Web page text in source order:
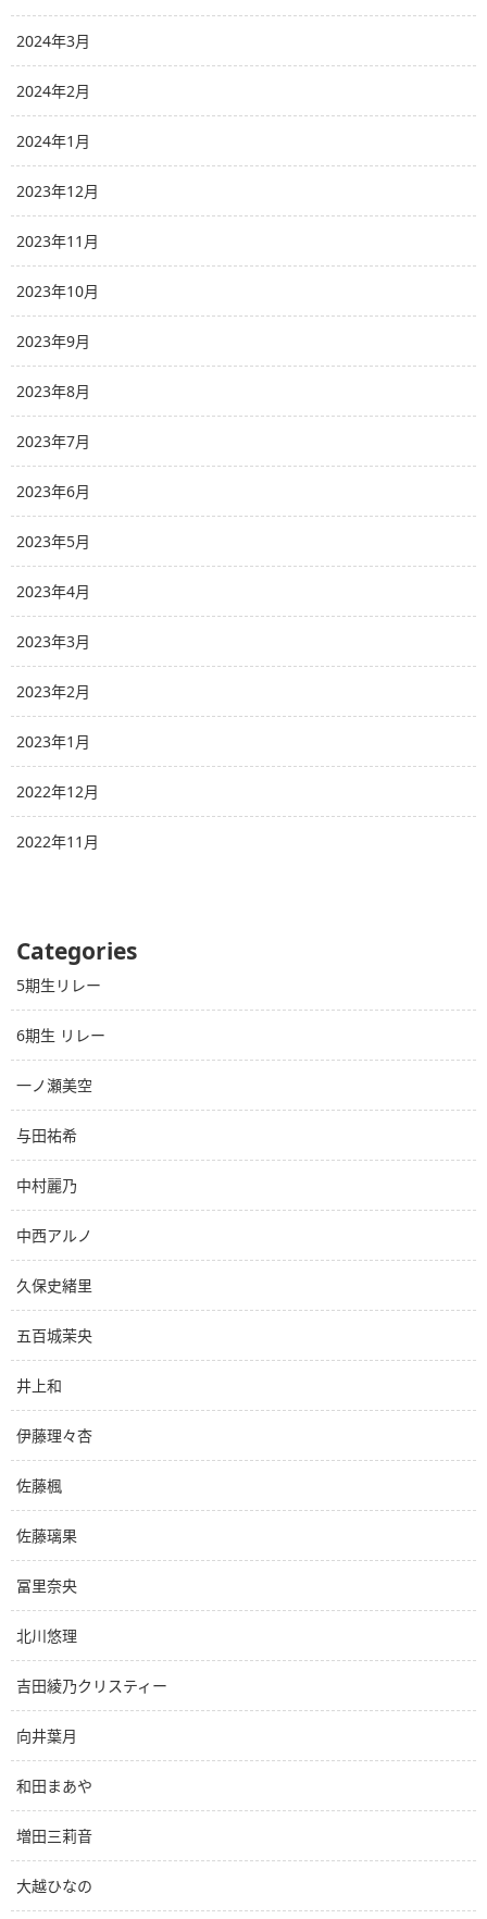
2024年3月
2024年2月
2024年1月
2023年12月
2023年11月
2023年10月
2023年9月
2023年8月
2023年7月
2023年6月
2023年5月
2023年4月
2023年3月
2023年2月
2023年1月
2022年12月
2022年11月
Categories
5期生リレー
6期生 リレー
一ノ瀬美空
与田祐希
中村麗乃
中西アルノ
久保史緒里
五百城茉央
井上和
伊藤理々杏
佐藤楓
佐藤璃果
冨里奈央
北川悠理
吉田綾乃クリスティー
向井葉月
和田まあや
増田三莉音
大越ひなの